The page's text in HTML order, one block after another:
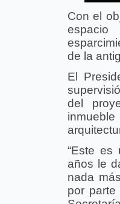
Con el
de la
El
del
“Este es
años le
nada
por parte